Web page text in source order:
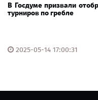
В Госдуме призвали
турниров по гребле
2025-05-14 17:00:31